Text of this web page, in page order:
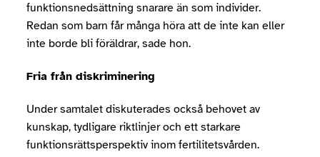
funktionsnedsättning snarare än som individer.
Redan som barn får många höra att de inte kan eller
inte borde bli föräldrar, sade hon.
Fria från diskriminering
Under samtalet diskuterades också behovet av
kunskap, tydligare riktlinjer och ett starkare
funktionsrättsperspektiv inom fertilitetsvården.